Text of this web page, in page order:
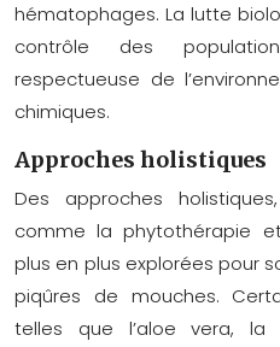
hématophages. La lutte
contrôle des
respectueuse de
chimiques.
Approches holistiques
Des approches
comme la phytothérapie
plus en plus explorées pour
piqûres de mouches.
telles que l’aloe vera, la